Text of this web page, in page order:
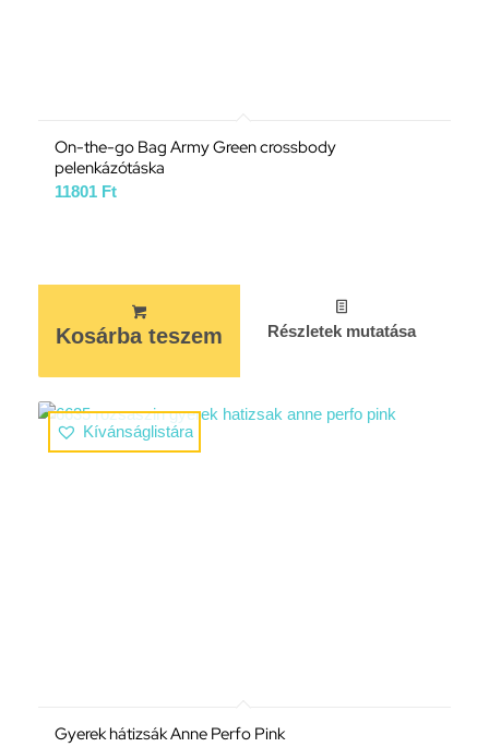
On-the-go Bag Army Green crossbody
pelenkázótáska
11801 Ft
Kosárba teszem Részletek mutatása
Kívánságlistára
Gyerek hátizsák Anne Perfo Pink